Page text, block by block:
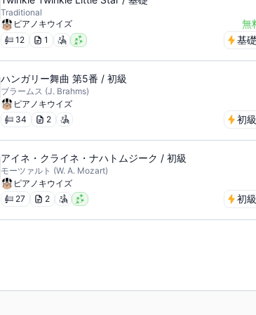
Traditional
ピアノキウイズ
無
12 1 基礎
ハンガリー舞曲 第5番 / 初級
ブラームス (J. Brahms)
ピアノキウイズ
34 2 初級
アイネ・クライネ・ナハトムジーク / 初級
モーツァルト (W. A. Mozart)
ピアノキウイズ
27 2 初級